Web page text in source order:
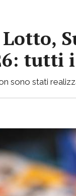
tutti
sono stati